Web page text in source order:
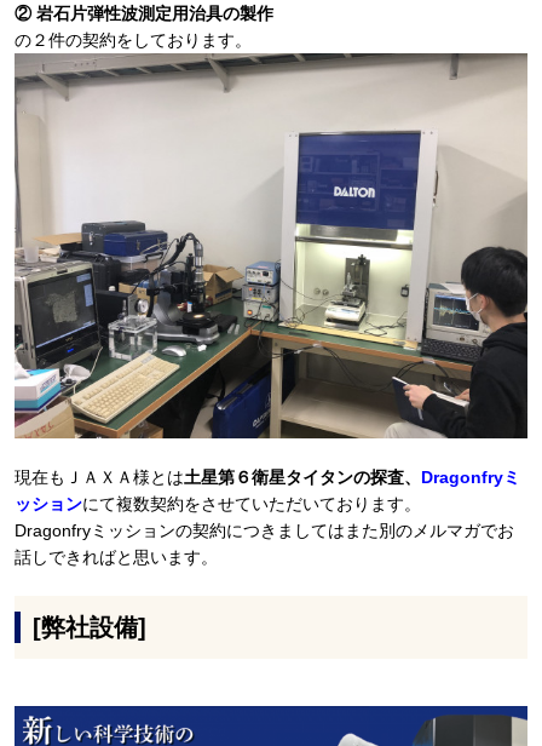
② 岩石片弾性波測定用治具の製作
の２件の契約をしております。
現在もＪＡＸＡ様とは土星第６衛星タイタンの探査、 Dragonfryミ
ッションにて複数契約をさせていただいております。
Dragonfryミッションの契約につきましてはまた別のメルマガでお
話しできればと思います。
[弊社設備]